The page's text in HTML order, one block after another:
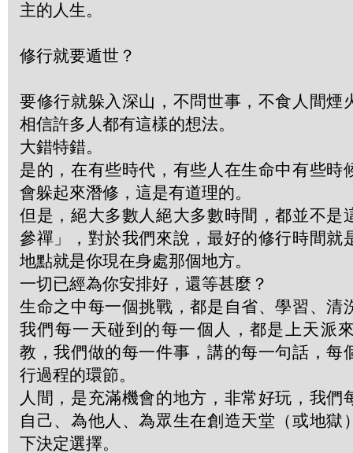
主的人生。
修行就要遁世？
要修行就躲入深山，不問世事，不食人間煙
相信許多人都有這樣的想法。
大錯特錯。
是的，在有些時代，有些人在生命中有些時
會躲起來潛修，這是有道理的。
但是，絕大多數人絕大多數時間，都並不是
參禪」，對於我們來說，最好的修行時間就
地點就是你現在身處那個地方。
一切已經為你安排好，還等甚麼？
生命之中每一個挑戰，都是自省、學習、清
我們每一天碰到的每一個人，都是上天派
教，我們做的每一件事，講的每一句話，每
行過程的環節。
人間，是充滿機會的地方，非常好玩，我們
自己、為他人、為眾生在創造天堂（或地獄
下決定選擇。